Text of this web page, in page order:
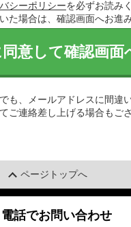
シーポリシーを必ずお読み
た場合は、確認画面へお進
意して確認画面
も、メールアドレスに間違
ご連絡差し上げる場合もござ
ページトップへ
電話でお問い合わせ